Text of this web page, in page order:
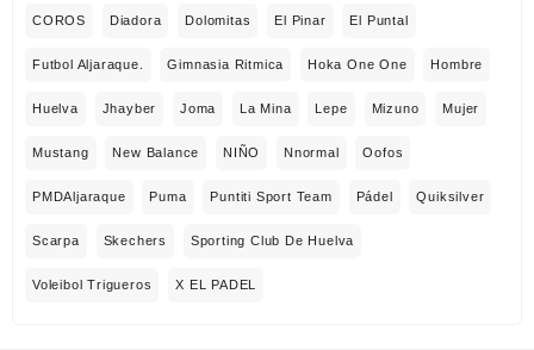
COROS Diadora Dolomitas El Pinar El Puntal
Futbol Aljaraque. Gimnasia Ritmica Hoka One One Hombre
Huelva Jhayber Joma La Mina Lepe Mizuno Mujer
Mustang New Balance NIÑO Nnormal Oofos
PMDAljaraque Puma Puntiti Sport Team Pádel Quiksilver
Scarpa Skechers Sporting Club De Huelva
Voleibol Trigueros X EL PADEL